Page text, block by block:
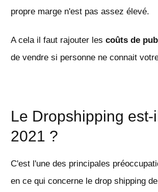
propre marge n'est pas assez élevé.
A cela il faut rajouter les coûts de
de vendre si personne ne connait
Le Dropshipping est-
2021 ?
C'est l'une des principales
en ce qui concerne le drop shipping